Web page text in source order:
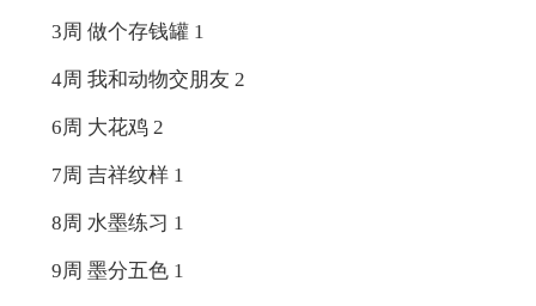
3周 做个存钱罐 1
4周 我和动物交朋友 2
6周 大花鸡 2
7周 吉祥纹样 1
8周 水墨练习 1
9周 墨分五色 1